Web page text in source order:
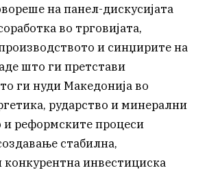
на панел-дискусијата
во трговијата,
и синџирите на
што ги претстави
ги нуди Македонија во
рударство и минерални
и реформските процеси
стабилна,
инвестициска